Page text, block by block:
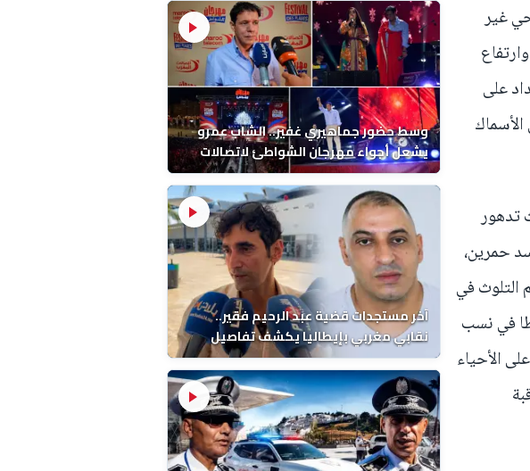
وسط حضور جماهيري غفير.. الشاب عمرو
يشعل أجواء مهرجان الشواطئ لاتصالات
المغرب بطنجة
آخر مستجدات قضية عبد الرحيم فقير..
نقابي مغربي بإيطاليا يكشف تفاصيل
الوفاة ونتائج التشريح
غير
على
تدهور
حمرين،
التلوث في
في نسب
الأحياء